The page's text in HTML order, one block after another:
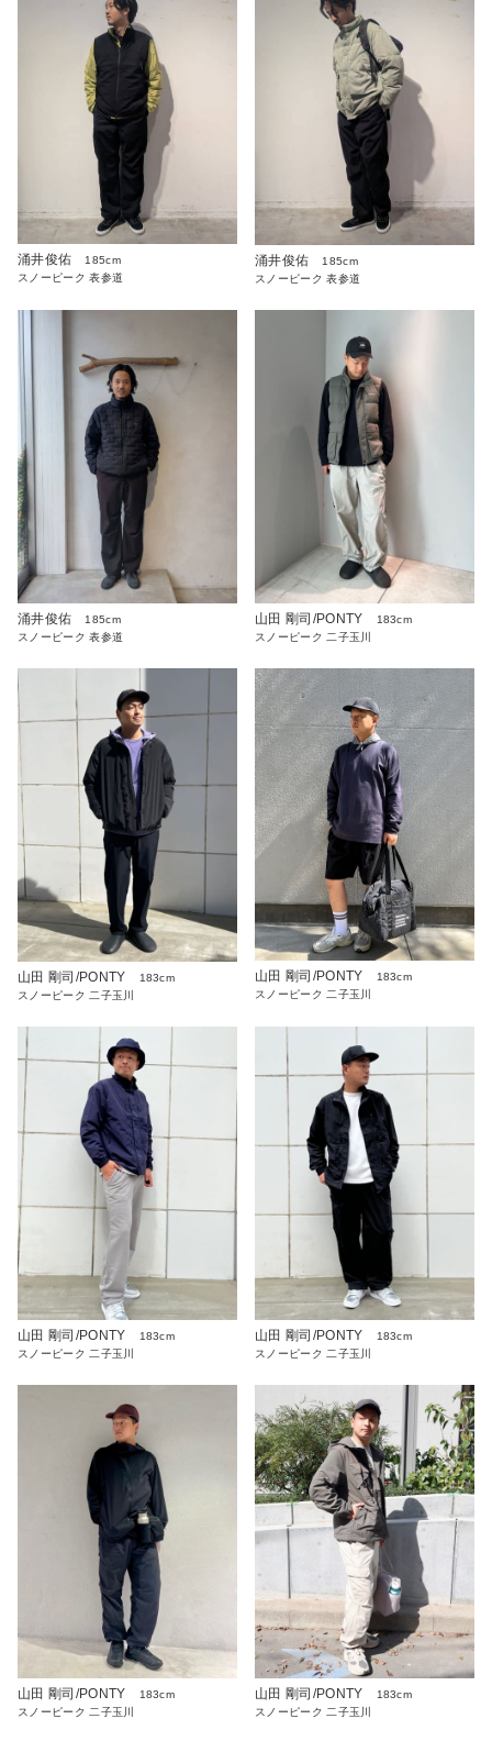
涌井俊佑
185cm
スノーピーク 表参道
涌井俊佑
185cm
スノーピーク 表参道
涌井俊佑
185cm
スノーピーク 表参道
山田 剛司/PONTY
183cm
スノーピーク 二子玉川
山田 剛司/PONTY
183cm
スノーピーク 二子玉川
山田 剛司/PONTY
183cm
スノーピーク 二子玉川
山田 剛司/PONTY
183cm
スノーピーク 二子玉川
山田 剛司/PONTY
183cm
スノーピーク 二子玉川
山田 剛司/PONTY
183cm
スノーピーク 二子玉川
山田 剛司/PONTY
183cm
スノーピーク 二子玉川